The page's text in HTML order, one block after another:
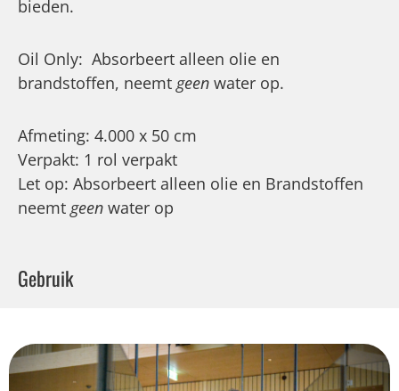
bieden.
Oil Only: Absorbeert alleen olie en
brandstoffen, neemt geen water op.
Afmeting: 4.000 x 50 cm
Verpakt: 1 rol verpakt
Let op: Absorbeert alleen olie en Brandstoffen
neemt geen water op
Gebruik